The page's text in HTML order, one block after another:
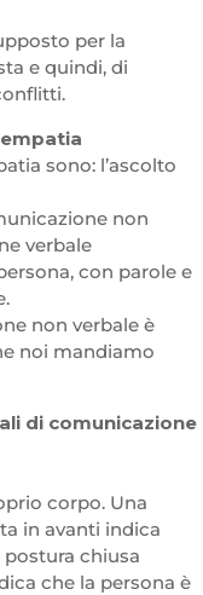
per la
e quindi, di
sono: l’ascolto
non
verbale
con parole e
non verbale è
noi mandiamo
di comunicazione
corpo. Una
in avanti indica
chiusa
che la persona è